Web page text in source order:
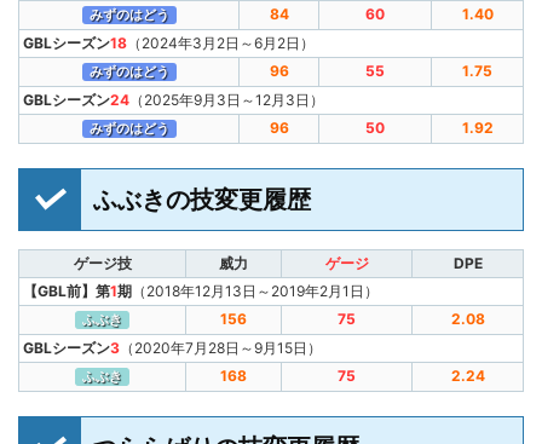
みずのはどう 84 60
1.40
GBLシーズン18 （2024年3月2日～6月2日）
みずのはどう 96 55
1.75
GBLシーズン24 （2025年9月3日～12月3日）
みずのはどう 96 50 1.92
ふぶきの技変更履歴
ゲージ技 威力 ゲージ
DPE
【GBL前】第1期 （2018年12月13日～2019年2月1日）
ふぶき 156 75
2.08
GBLシーズン3 （2020年7月28日～9月15日）
ふぶき 168 75 2.24